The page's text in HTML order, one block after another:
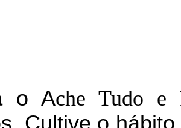
o Ache Tudo e
Cultive o